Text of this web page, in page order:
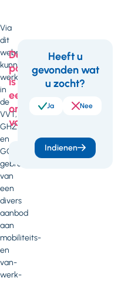
Via
dit
webportaal
kunnen
werkgevers
in
de
VVT,
GHZ
en
GGZ
gebruikmaken
van
een
divers
aanbod
aan
mobiliteits-
en
van-
werk-
Deze
pagina
is
een
onderdeel
van
Arbeidszaken
Feedback
Heeft u
gevonden wat
u zocht?
Ja Nee
Indienen